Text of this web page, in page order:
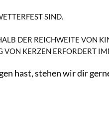
SIND.
DER REICHWEITE VON
KERZEN ERFORDERT
hast, stehen wir dir